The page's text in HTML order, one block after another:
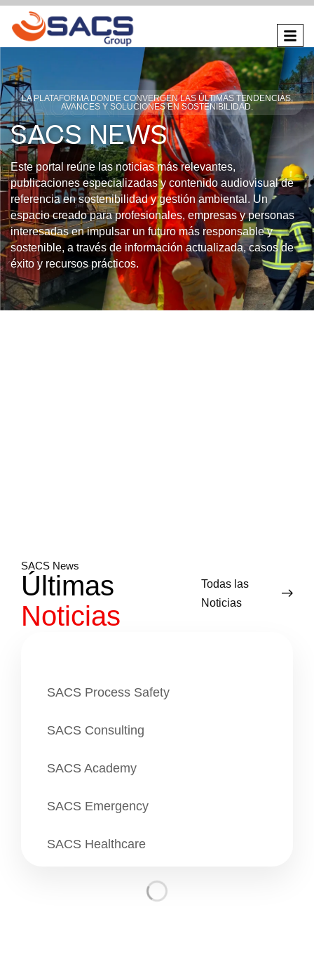
LA PLATAFORMA DONDE CONVERGEN LAS ÚLTIMAS TENDENCIAS,
AVANCES Y SOLUCIONES EN SOSTENIBILIDAD.
SACS NEWS
SACS NEWS
Esteportalreúnelasnoticiasmásrelevantes,
publicacionesespecializadasy contenido audiovisualde
referenciaensostenibilidadygestiónambiental. Un
espaciocreadoparaprofesionales, empresasypersonas
interesadasenimpulsar un futuromás responsabley
sostenible, a través de informaciónactualizada,casosde
éxitoy recursosprácticos.
SACS News
Últimas
Noticias
Todas las
Noticias
SACS Process Safety
SACS Consulting
SACS Academy
SACS Emergency
SACS Healthcare